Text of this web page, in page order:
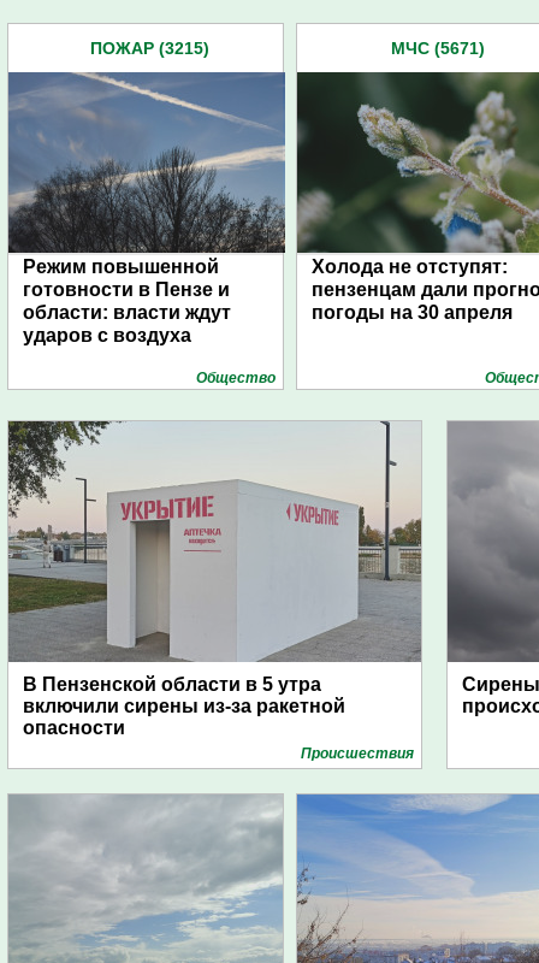
ПОЖАР (3215)
Режим повышенной
готовности в Пензе и
области: власти ждут
ударов с воздуха
Общество
МЧС (5671)
Холода не отступят:
пензенцам дали
погоды на 30 апреля
В Пензенской области в 5 утра
включили сирены из-за ракетной
опасности
Проиcшествия
Сирены